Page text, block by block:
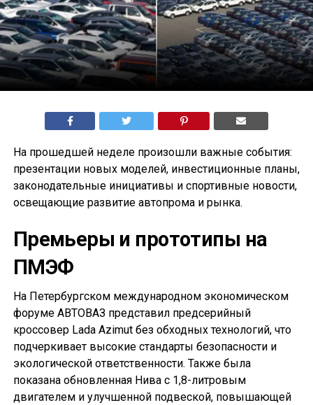
На прошедшей неделе произошли важные события:
презентации новых моделей, инвестиционные планы,
законодательные инициативы и спортивные новости,
освещающие развитие автопрома и рынка.
Премьеры и прототипы на
ПМЭФ
На Петербургском международном экономическом
форуме АВТОВАЗ представил предсерийный
кроссовер Lada Azimut без обходных технологий, что
подчеркивает высокие стандарты безопасности и
экологической ответственности. Также была
показана обновленная Нива с 1,8-литровым
двигателем и улучшенной подвеской, повышающей